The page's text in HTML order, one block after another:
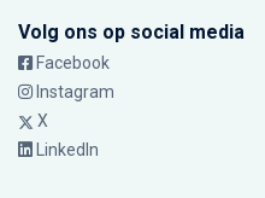
Volg ons op social media
Facebook
Instagram
X
LinkedIn